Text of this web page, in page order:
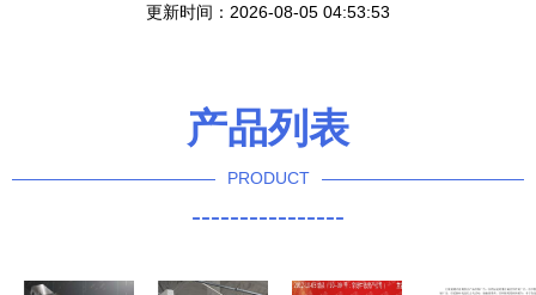
更新时间：2026-08-05 04:53:53
产品列表
PRODUCT
----------------